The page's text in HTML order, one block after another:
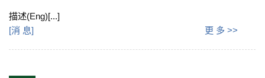
描述(Eng)[...]
[消 息] 更 多 >>